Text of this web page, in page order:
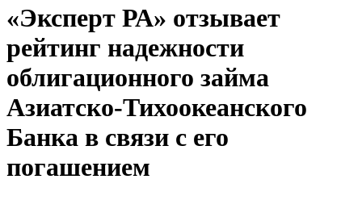
«Эксперт РА» отзывает
рейтинг надежности
облигационного займа
Азиатско-Тихоокеанского
Банка в связи с его
погашением